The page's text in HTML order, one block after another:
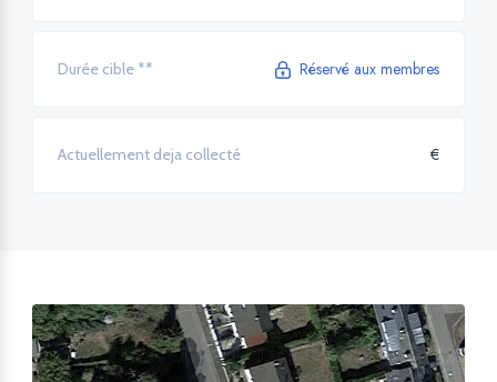
Durée cible ** Réservé aux membres
Actuellement deja collecté €